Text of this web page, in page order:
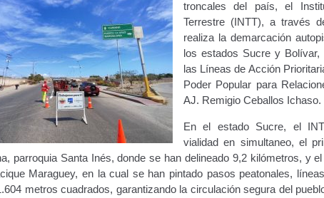
de autorización para publicidad en vehículos.
de Servicio (CPS) de Transporte Público de Personas
a Paso Planilla Única de Trámite Registro Original de
Cuarto Grado (4°). Registro Original de Licencia para
Segundo Grado (2°) – (Mayores de 16 años). Registro
Tercer Grado (3°) – (Mayores de 16 y menores de 18 años).
troncales del país, el
Terrestre (INTT), a través
realiza la demarcación
los estados Sucre y
las Líneas de Acción
Poder Popular para
AJ. Remigio Ceballos Ichaso.
En el estado Sucre, el
vialidad en simultaneo, el
parroquia Santa Inés, donde se han delineado 9,2 kilómetros, y
Maraguey, en la cual se han pintado pasos peatonales,
metros cuadrados, garantizando la circulación segura del